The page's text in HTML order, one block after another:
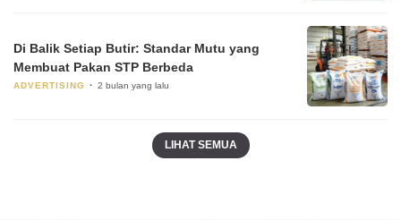
Di Balik Setiap Butir: Standar Mutu yang
Membuat Pakan STP Berbeda
ADVERTISING 2 bulan yang lalu
LIHAT SEMUA